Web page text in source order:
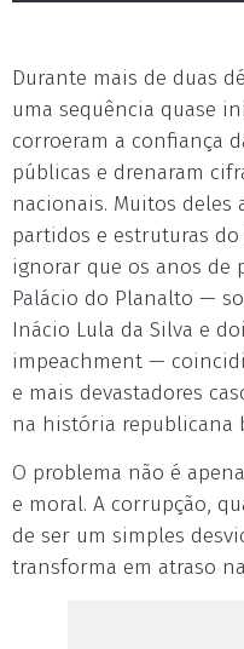
Durante mais de duas
uma sequência quase
corroeram a confiança
públicas e drenaram
nacionais. Muitos deles
partidos e estruturas
ignorar que os anos de
Palácio do Planalto —
Inácio Lula da Silva e
impeachment —
e mais devastadores
na história republicana
O problema não é
e moral. A corrupção,
de ser um simples
transforma em atraso